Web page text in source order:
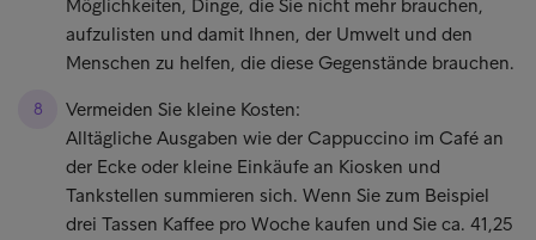
Möglichkeiten, Dinge, die Sie nicht mehr brauchen,
aufzulisten und damit Ihnen, der Umwelt und den
Menschen zu helfen, die diese Gegenstände brauchen.
Vermeiden Sie kleine Kosten:
Alltägliche Ausgaben wie der Cappuccino im Café an
der Ecke oder kleine Einkäufe an Kiosken und
Tankstellen summieren sich. Wenn Sie zum Beispiel
drei Tassen Kaffee pro Woche kaufen und Sie ca. 41,25